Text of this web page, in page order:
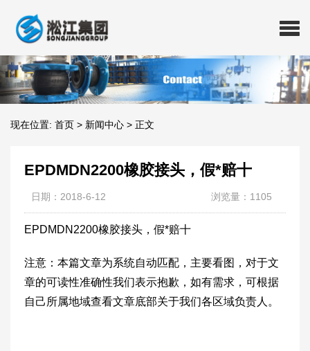
现在位置: 首页 > 新闻中心 > 正文
EPDMDN2200橡胶接头，假*赔十
日期：2018-6-12 浏览量：1105
EPDMDN2200橡胶接头，假*赔十
注意：本篇文章为系统自动匹配，主要看图，对于文
章的可读性准确性我们表示抱歉，如有需求，可根据
自己所属地域查看文章底部关于我们各区域负责人。